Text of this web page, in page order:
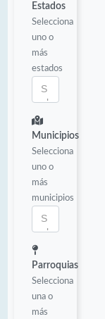
Estados
Selecciona
uno o
más
estados
Municipios
Selecciona
uno o
más
municipios
Parroquias
Selecciona
una o
más